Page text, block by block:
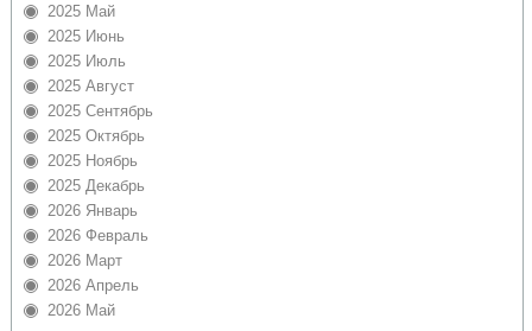
2025 Май
2025 Июнь
2025 Июль
2025 Август
2025 Сентябрь
2025 Октябрь
2025 Ноябрь
2025 Декабрь
2026 Январь
2026 Февраль
2026 Март
2026 Апрель
2026 Май